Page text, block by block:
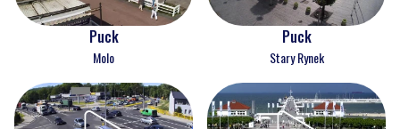
Puck
Molo
Puck
Stary Rynek